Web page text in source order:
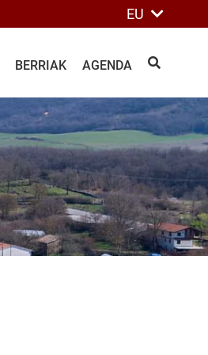
EU
BERRIAK AGENDA BILATU